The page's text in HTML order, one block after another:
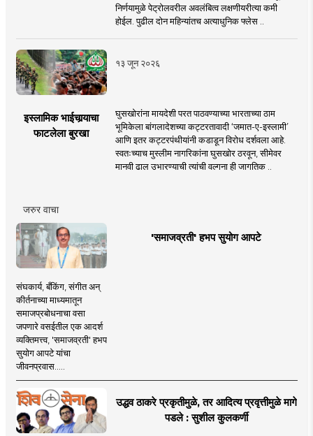
निर्णयामुळे पेट्रोलवरील अवलंबित्व लक्षणीयरीत्या कमी
होईल. पुढील दोन महिन्यांतच अत्याधुनिक फ्लेस ..
१३ जून २०२६
इस्लामिक भाईचार्‍याचा
फाटलेला बुरखा
घुसखोरांना मायदेशी परत पाठवण्याच्या भारताच्या ठाम
भूमिकेला बांगलादेशच्या कट्टरतावादी ‘जमात-ए-इस्लामी’
आणि इतर कट्टरपंथीयांनी कडाडून विरोध दर्शवला आहे.
स्वतःच्याच मुस्लीम नागरिकांना घुसखोर ठरवून, सीमेवर
मानवी ढाल उभारण्याची त्यांची वल्गना ही जागतिक ..
जरुर वाचा
'समाजव्रती' हभप सुयोग आपटे
संघकार्य, बँकिंग, संगीत अन्
कीर्तनाच्या माध्यमातून
समाजप्रबोधनाचा वसा
जपणारे वसईतील एक आदर्श
व्यक्तिमत्त्व, 'समाजव्रती' हभप
सुयोग आपटे यांचा
जीवनप्रवास.....
उद्धव ठाकरे प्रकृतीमुळे, तर आदित्य प्रवृत्तीमुळे मागे
पडले : सुशील कुलकर्णी